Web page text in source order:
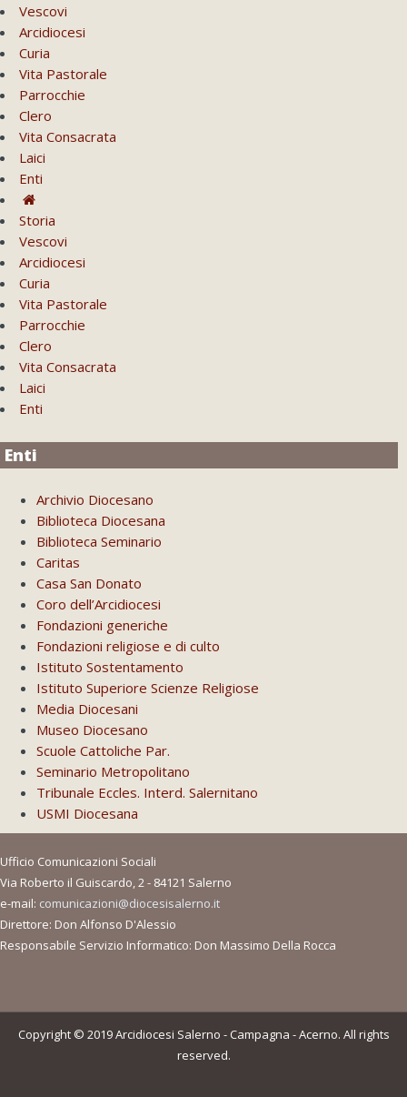
Vescovi
Arcidiocesi
Curia
Vita Pastorale
Parrocchie
Clero
Vita Consacrata
Laici
Enti
Storia
Vescovi
Arcidiocesi
Curia
Vita Pastorale
Parrocchie
Clero
Vita Consacrata
Laici
Enti
Enti
Archivio Diocesano
Biblioteca Diocesana
Biblioteca Seminario
Caritas
Casa San Donato
Coro dell’Arcidiocesi
Fondazioni generiche
Fondazioni religiose e di culto
Istituto Sostentamento
Istituto Superiore Scienze Religiose
Media Diocesani
Museo Diocesano
Scuole Cattoliche Par.
Seminario Metropolitano
Tribunale Eccles. Interd. Salernitano
USMI Diocesana
Ufficio Comunicazioni Sociali
Via Roberto il Guiscardo, 2 - 84121 Salerno
e-mail: comunicazioni@diocesisalerno.it
Direttore: Don Alfonso D'Alessio
Responsabile Servizio Informatico: Don Massimo Della Rocca
Copyright © 2019 Arcidiocesi Salerno - Campagna - Acerno. All rights
reserved.